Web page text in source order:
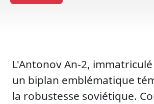
L'Antonov An-2, immatriculé
un biplan emblématique
la robustesse soviétique.